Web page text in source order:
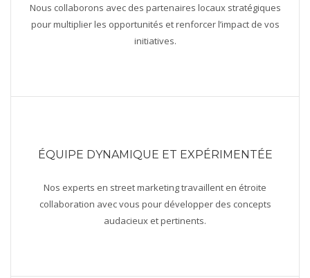
Nous collaborons avec des partenaires locaux stratégiques
pour multiplier les opportunités et renforcer l’impact de vos
initiatives.
ÉQUIPE DYNAMIQUE ET EXPÉRIMENTÉE
Nos experts en street marketing travaillent en étroite
collaboration avec vous pour développer des concepts
audacieux et pertinents.